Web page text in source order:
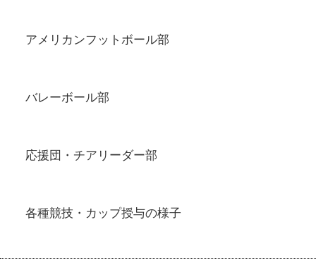
アメリカンフットボール部
バレーボール部
応援団・チアリーダー部
各種競技・カップ授与の様子